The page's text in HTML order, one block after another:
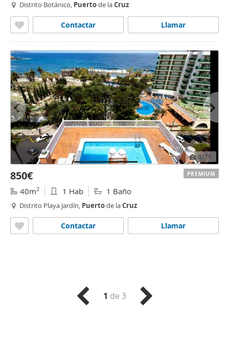
Distrito Botánico, Puertode laCruz
Llamar
Contactar
1/19
850€
40m2 1 Hab 1 Baño
Distrito Playa Jardín, Puertode laCruz
Llamar
Contactar
PREMIUM
1 de 3